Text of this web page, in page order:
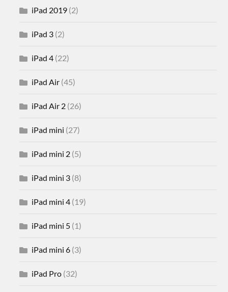
iPad 2019 (2)
iPad 3 (2)
iPad 4 (22)
iPad Air (45)
iPad Air 2 (26)
iPad mini (27)
iPad mini 2 (5)
iPad mini 3 (8)
iPad mini 4 (19)
iPad mini 5 (1)
iPad mini 6 (3)
iPad Pro (32)